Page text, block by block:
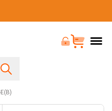
Bayi Girişi
Sepet